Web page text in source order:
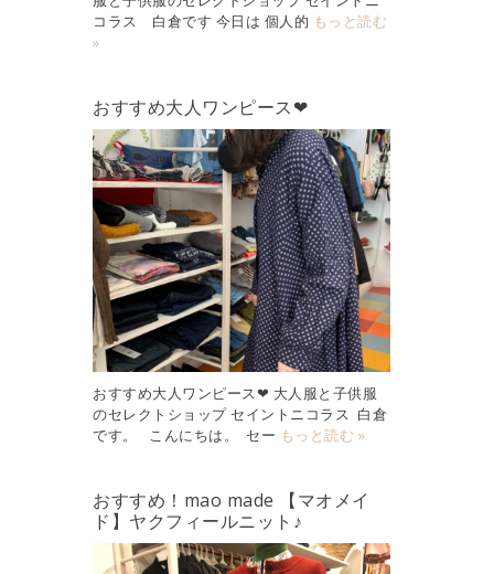
コラス 白倉です 今日は 個人的 もっと読む
»
おすすめ大人ワンピース❤︎
おすすめ大人ワンピース❤︎ 大人服と子供服
のセレクトショップ セイントニコラス 白倉
です。 こんにちは。 セー もっと読む »
おすすめ！mao made 【マオメイ
ド】ヤクフィールニット♪